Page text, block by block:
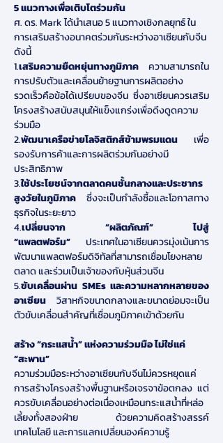
5 แนวทางเพื่อเติบโตร่วมกัน
ศ. ดร. Mark ได้นำเสนอ 5 แนวทางเชิงกลยุทธ์ ใน
การเสริมสร้างอนาคตร่วมกันระหว่างอาเซียนกับจีน
ดังนี้
1.เสริมความยืดหยุ่นทางภูมิภาค ความสามารถใน
การปรับตัวและเคลื่อนย้ายฐานการผลิตอย่าง
รวดเร็วคือข้อได้เปรียบของจีน ซึ่งอาเซียนควรเสริม
โครงสร้างสนับสนุนให้แข็งแกร่งเพื่อดึงดูดความ
ร่วมมือ
2.พัฒนาเครือข่ายโลจิสติกส์ข้ามพรมแดน เพื่อ
รองรับการค้าและการผลิตร่วมกันอย่างมี
ประสิทธิภาพ
3.ใช้ประโยชน์จากตลาดคนชั้นกลางและประชากร
สูงวัยในภูมิภาค ซึ่งจะเป็นกำลังซื้อและโอกาสทาง
ธุรกิจในระยะยาว
4.เปลี่ยนจาก “ผลิตภัณฑ์” ไปสู่
“แพลตฟอร์ม” ประเทศในอาเซียนควรมุ่งเน้นการ
พัฒนาแพลตฟอร์มดิจิทัลที่สามารถเชื่อมโยงหลาย
ตลาด และร่วมเป็นเจ้าของกับหุ้นส่วนจีน
5.ขับเคลื่อนผ่าน SMEs และความหลากหลายของ
อาเซียน วิสาหกิจขนาดกลางและขนาดย่อมจะเป็น
ตัวขับเคลื่อนสำคัญที่เชื่อมภูมิภาคเข้าด้วยกัน
สร้าง “กระแสน้ำ” แห่งความร่วมมือ ไม่ใช่แค่
“สะพาน”
ความร่วมมือระหว่างอาเซียนกับจีนไม่ควรหยุดแค่
การสร้างโครงสร้างพื้นฐานหรือเจรจาข้อตกลง แต่
ควรขับเคลื่อนอย่างต่อเนื่องเหมือนกระแสน้ำที่หล่อ
เลี้ยงทั้งสองฝ่าย ด้วยความคิดสร้างสรรค์
เทคโนโลยี และการแลกเปลี่ยนองค์ความรู้